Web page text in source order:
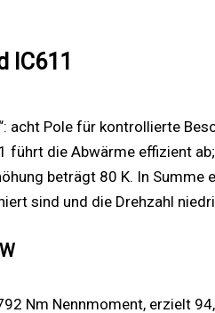
IC611
Pole für kontrollierte
die Abwärme effizient
beträgt 80 K. In
sind und die Drehzahl
Nm Nennmoment, erzielt